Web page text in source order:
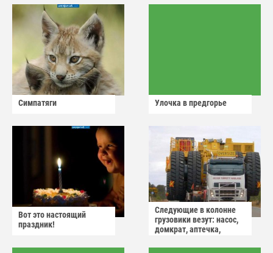
Симпатяги Улочка в предгорье
Вот это настоящий
праздник!
Следующие в колонне
грузовики везут: насос,
домкрат, аптечка,